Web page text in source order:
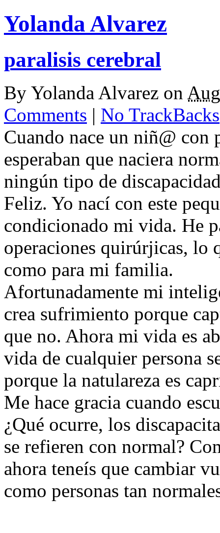
Yolanda Alvarez
paralisis cerebral
By Yolanda Alvarez on
Comments | No TrackBacks
Cuando nace un niñ@ con
esperaban que naciera
ningún tipo de
Feliz. Yo nací con este
condicionado mi vida. He
operaciones quirúrjicas, lo
como para mi familia.
Afortunadamente mi
crea sufrimiento porque
que no. Ahora mi vida es
vida de cualquier persona
porque la natulareza es
Me hace gracia cuando
¿Qué ocurre, los
se refieren con normal?
ahora teneís que cambiar
como personas tan